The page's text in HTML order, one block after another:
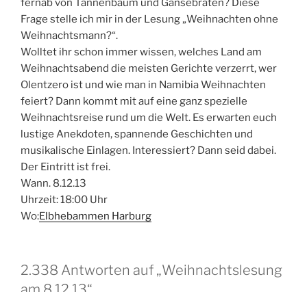
fernab von Tannenbaum und Gänsebraten? Diese
Frage stelle ich mir in der Lesung „Weihnachten ohne
Weihnachtsmann?“.
Wolltet ihr schon immer wissen, welches Land am
Weihnachtsabend die meisten Gerichte verzerrt, wer
Olentzero ist und wie man in Namibia Weihnachten
feiert? Dann kommt mit auf eine ganz spezielle
Weihnachtsreise rund um die Welt. Es erwarten euch
lustige Anekdoten, spannende Geschichten und
musikalische Einlagen. Interessiert? Dann seid dabei.
Der Eintritt ist frei.
Wann. 8.12.13
Uhrzeit: 18:00 Uhr
Wo:Elbhebammen Harburg
2.338 Antworten auf „Weihnachtslesung